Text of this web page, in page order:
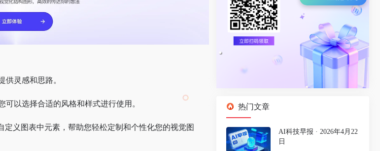
灵感和思路。
以选择合适的风格和样式进行使用。
义图表中元素，帮助您轻松定制和个性化您的视觉图
热门文章
AI科技早报 · 2026年4月22
日